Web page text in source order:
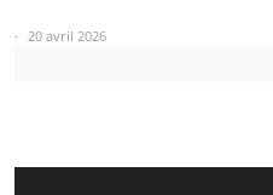
20 avril 2026